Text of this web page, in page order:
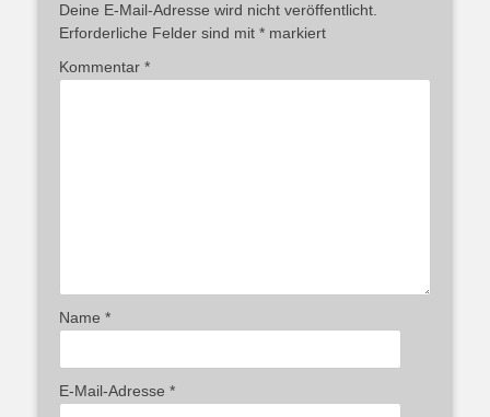
Deine E-Mail-Adresse wird nicht veröffentlicht.
Erforderliche Felder sind mit * markiert
Kommentar *
Name *
E-Mail-Adresse *